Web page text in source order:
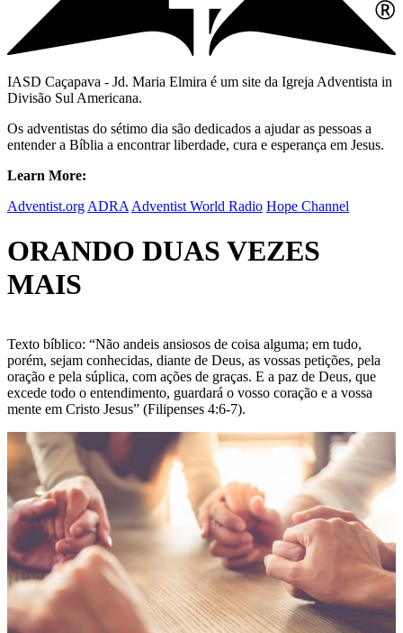
IASD Caçapava - Jd. Maria Elmira é um site da Igreja Adventista in
Divisão Sul Americana.
Os adventistas do sétimo dia são dedicados a ajudar as pessoas a
entender a Bíblia a encontrar liberdade, cura e esperança em Jesus.
Learn More:
Adventist.org ADRA Adventist World Radio Hope Channel
ORANDO DUAS VEZES
MAIS
Texto bíblico: “Não andeis ansiosos de coisa alguma; em tudo,
porém, sejam conhecidas, diante de Deus, as vossas petições, pela
oração e pela súplica, com ações de graças. E a paz de Deus, que
excede todo o entendimento, guardará o vosso coração e a vossa
mente em Cristo Jesus” (Filipenses 4:6-7).